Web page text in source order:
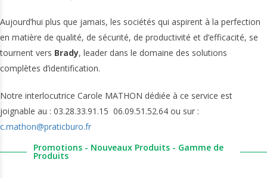
Aujourd’hui plus que jamais, les sociétés qui aspirent à la perfection
en matière de qualité, de sécurité, de productivité et d’efficacité, se
tournent vers Brady, leader dans le domaine des solutions
complètes d’identification.
Notre interlocutrice Carole MATHON dédiée à ce service est
joignable au : 03.28.33.91.15 06.09.51.52.64 ou sur :
c.mathon@praticburo.fr
Promotions - Nouveaux Produits - Gamme de
Produits